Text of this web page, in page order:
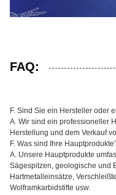
FAQ:
F. Sind Sie ein Hersteller oder
A. Wir sind ein professioneller
Herstellung und dem Verkauf
F. Was sind Ihre
A. Unsere Hauptprodukte
Sägespitzen, geologische und
Hartmetalleinsätze,
Wolframkarbidstifte usw.